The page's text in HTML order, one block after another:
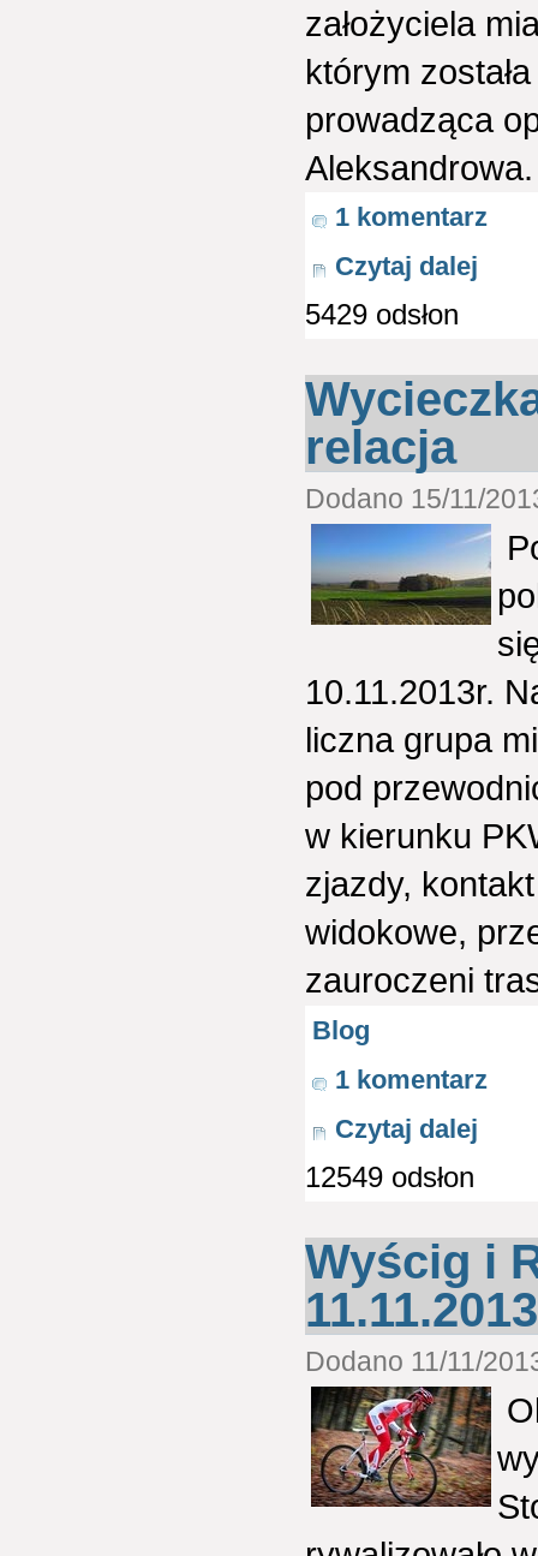
założyciela
którym
prowadząca
1 komentarz
Czytaj dalej
5429 odsłon
relacja
Dodano 15/11/
10.11.2013r.
liczna grupa
pod
w kierunku
zjazdy,
widokowe,
zauroczeni
Blog
1 komentarz
Czytaj dalej
12549 odsłon
Wyścig i
Dodano 11/11/